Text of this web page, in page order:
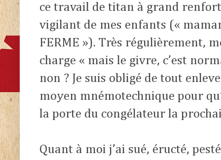
ce travail de titan à grand
vigilant de mes enfants («
FERME »). Très régulièrement,
charge « mais le givre, c’est
non ? Je suis obligé de tout
moyen mnémotechnique pour
la porte du congélateur la
Quant à moi j’ai sué, éructé,